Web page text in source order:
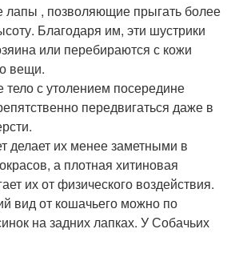
лапы , позволяющие прыгать более
Благодаря им, эти шустрики
или перебираются с кожи
вещи.
тело с утолением посередине
передвигаться даже в
делает их менее заметными в
а плотная хитиновая
их от физического воздействия.
вид от кошачьего можно по
на задних лапках. У Собачьих